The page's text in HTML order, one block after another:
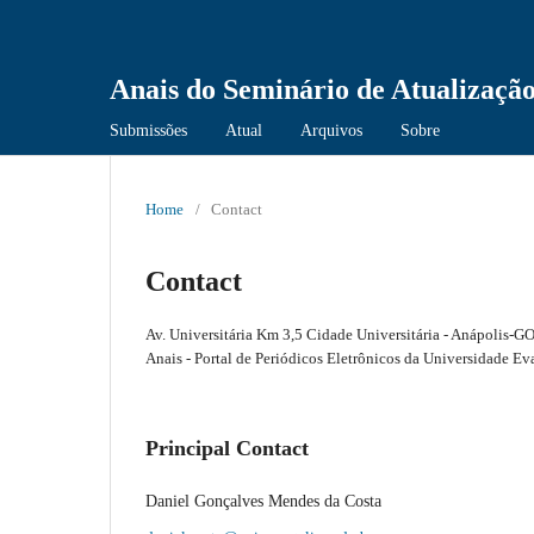
Anais do Seminário de
Submissões Atual Arquivos Sobre
Home / Contact
Contact
Av. Universitária Km 3,5 Cidade Universitária - Anápolis-
Anais - Portal de Periódicos Eletrônicos da Universidade
Principal Contact
Daniel Gonçalves Mendes da Costa